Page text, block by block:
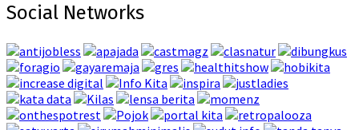
Social Networks